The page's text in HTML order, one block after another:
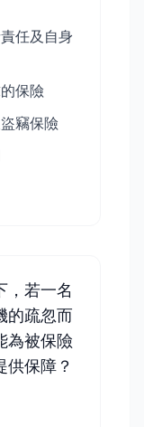
任及自身
保險
竊保險
，若一名
的疏忽而
為被保險
供保障？